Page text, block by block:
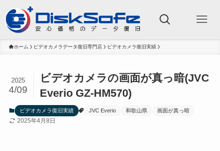
ホーム ビデオカメラデータ復旧専門店 ビデオカメラ復旧実績
ビデオカメラの画面が真っ暗(JVC
Everio GZ-HM570)
2025
4/09
ビデオカメラ復旧実績 JVC Everio 和歌山県 画面が真っ暗
2025年4月8日